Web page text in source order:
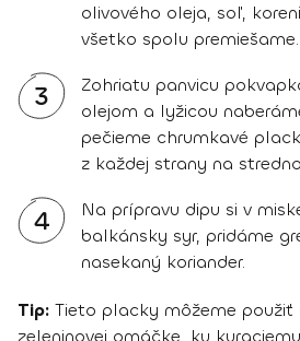
olivového oleja, soľ,
všetko spolu premiešame.
3
Zohriatu panvicu
olejom a lyžicou
pečieme chrumkavé
z každej strany na
4
Na prípravu dipu si v
balkánsky syr, pridáme
nasekaný koriander.
Tip: Tieto placky môžeme